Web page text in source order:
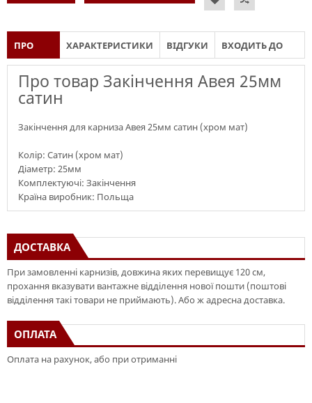
ПРО ХАРАКТЕРИСТИКИ ВІДГУКИ ВХОДИТЬ ДО
Про товар Закінчення Авея 25мм
сатин
Закінчення для карниза Авея 25мм сатин (хром мат)
Колір: Сатин (хром мат)
Діаметр: 25мм
Комплектуючі: Закінчення
Країна виробник: Польща
ДОСТАВКА
При замовленні карнизів, довжина яких перевищує 120 см,
прохання вказувати вантажне відділення нової пошти (поштові
відділення такі товари не приймають). Або ж адресна доставка.
ОПЛАТА
Оплата на рахунок, або при отриманні